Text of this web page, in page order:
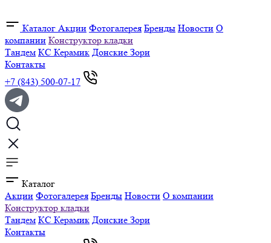
Каталог Акции Фотогалерея Бренды Новости О
компании Конструктор кладки
Тандем КС Керамик Донские Зори
Контакты
+7 (843) 500-07-17
Каталог
Акции Фотогалерея Бренды Новости О компании
Конструктор кладки
Тандем КС Керамик Донские Зори
Контакты